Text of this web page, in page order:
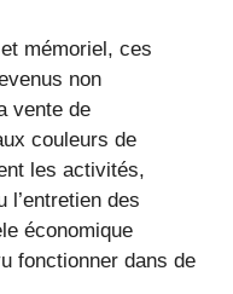
mémoriel, ces
non
vente de
couleurs de
les activités,
l’entretien des
économique
fonctionner dans de